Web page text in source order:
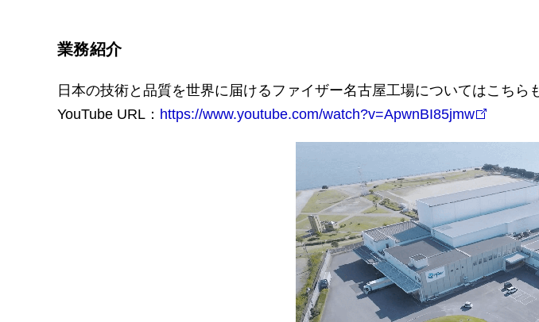
業務紹介
日本の技術と品質を世界に届けるファイザー名古屋工場についてはこちら
YouTube URL： https://www.youtube.com/watch?v=ApwnBI85jmw